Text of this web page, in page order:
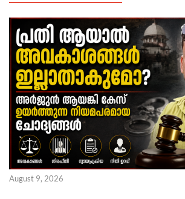
August 9, 2026